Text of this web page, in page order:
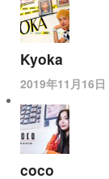
Kyoka
2019年11月16日
coco